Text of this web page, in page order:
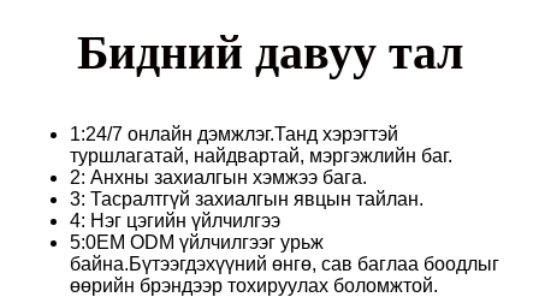
Бидний давуу тал
1:24/7 онлайн дэмжлэг.Танд хэрэгтэй
туршлагатай, найдвартай, мэргэжлийн баг.
2: Анхны захиалгын хэмжээ бага.
3: Тасралтгүй захиалгын явцын тайлан.
4: Нэг цэгийн үйлчилгээ
5:0EM ODM үйлчилгээг урьж
байна.Бүтээгдэхүүний өнгө, сав баглаа боодлыг
өөрийн брэндээр тохируулах боломжтой.